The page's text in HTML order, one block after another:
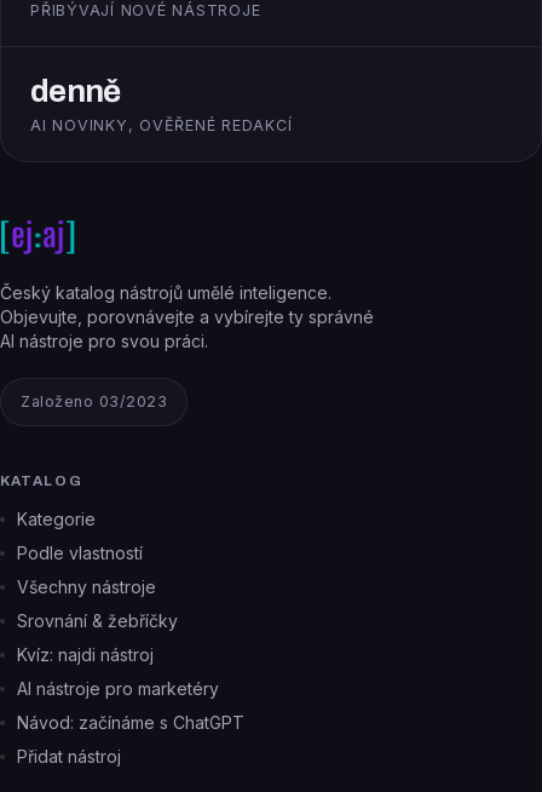
PŘIBÝVAJÍ NOVÉ NÁSTROJE
denně
AI NOVINKY, OVĚŘENÉ REDAKCÍ
Český katalog nástrojů umělé inteligence.
Objevujte, porovnávejte a vybírejte ty správné
AI nástroje pro svou práci.
Založeno 03/2023
KATALOG
Kategorie
Podle vlastností
Všechny nástroje
Srovnání & žebříčky
Kvíz: najdi nástroj
AI nástroje pro marketéry
Návod: začínáme s ChatGPT
Přidat nástroj